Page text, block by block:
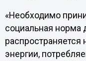
«Необходимо
социальная норма
распространяется
энергии,